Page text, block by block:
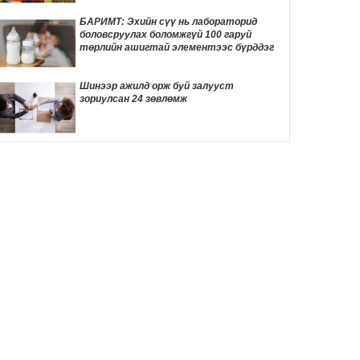
3 цаг 44 мин
Улаанбаатарт 30 градус дулаан байна
3 цаг 51 мин
Жинхэнэ амаргүй цаг үеийг нь Ерөнхий
сайд Н.Учрал туулж байна
БАРИМТ: Эхийн сүү нь лабораторид
боловсруулах боломжгүй 100 гаруй
төрлийн ашигтай элементээс бүрддэг
Шинээр ажилд орж буй залууст
зориулсан 24 зөвлөмж